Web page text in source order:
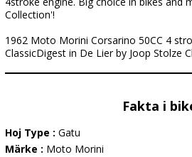
Collection'!
1962 Moto Morini Corsarino 50CC 4
ClassicDigest in De Lier by Joop Stolze
Fakta i
Hoj Type : Gatu
Märke : Moto Morini